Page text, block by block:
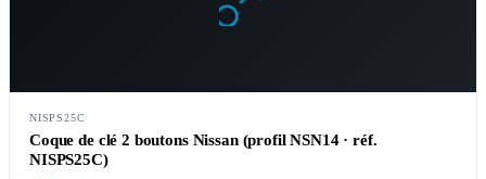
NISPS25C
Coque de clé 2 boutons Nissan (profil NSN14 · réf.
NISPS25C)